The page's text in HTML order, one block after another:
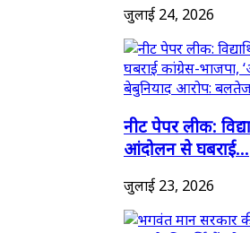
जुलाई 24, 2026
नीट पेपर लीक:
आंदोलन से घबराई...
जुलाई 23, 2026